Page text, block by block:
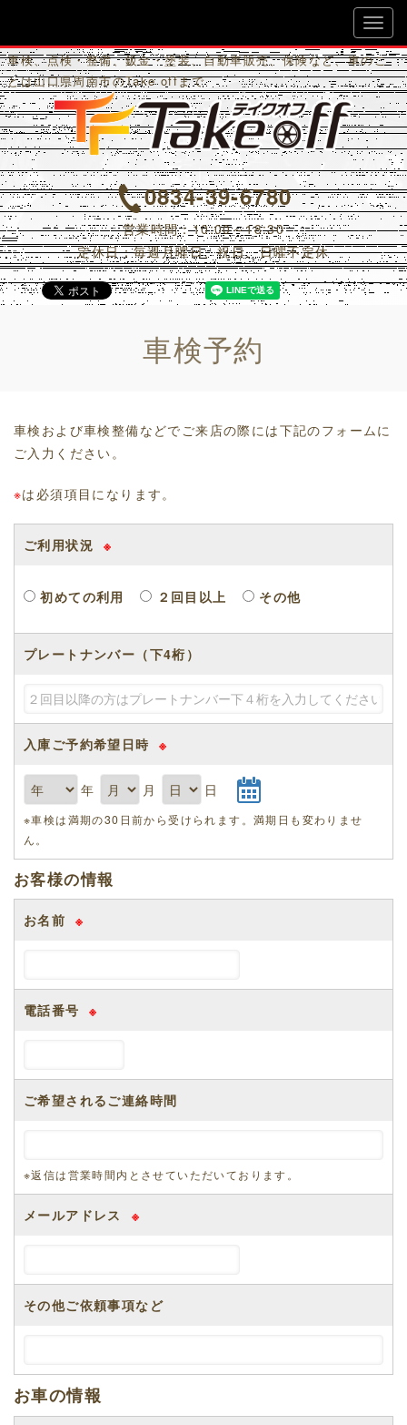
車検、点検・整備、鈑金・塗装、自動車販売、保険など、車のこ
とは山口県周南市のTake offまで
0834-39-6780
営業時間：10:00～18:30
定休日：毎週月曜日、祝日、日曜不定休
車検予約
車検および車検整備などでご来店の際には下記のフォームに
ご入力ください。
※は必須項目になります。
ご利用状況 ※
初めての利用 ２回目以上 その他
プレートナンバー（下4桁）
入庫ご予約希望日時 ※
年 月 日
※車検は満期の30日前から受けられます。満期日も変わりませ
ん。
お客様の情報
お名前 ※
電話番号 ※
ご希望されるご連絡時間
※返信は営業時間内とさせていただいております。
メールアドレス ※
その他ご依頼事項など
お車の情報